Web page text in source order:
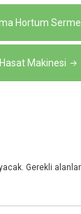
Hortum
Makinesi
Gerekli alanlar